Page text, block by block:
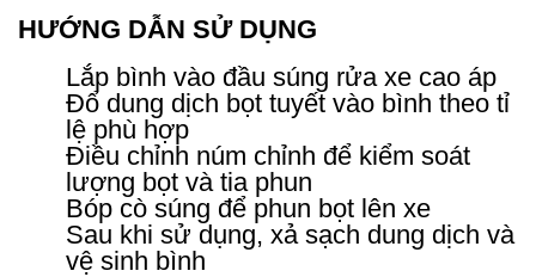
HƯỚNG DẪN SỬ DỤNG
Lắp bình vào đầu súng rửa xe cao áp
Đổ dung dịch bọt tuyết vào bình theo tỉ
lệ phù hợp
Điều chỉnh núm chỉnh để kiểm soát
lượng bọt và tia phun
Bóp cò súng để phun bọt lên xe
Sau khi sử dụng, xả sạch dung dịch và
vệ sinh bình